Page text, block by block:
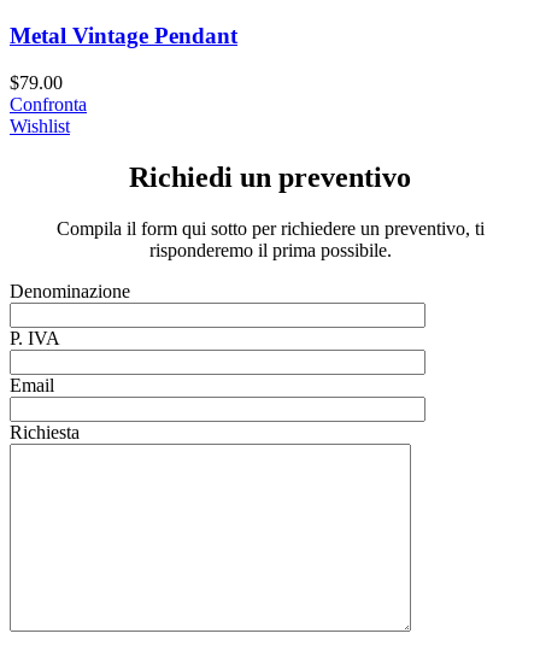
Metal Vintage Pendant
$79.00
Confronta
Wishlist
Richiedi un preventivo
Compila il form qui sotto per richiedere un preventivo, ti
risponderemo il prima possibile.
Denominazione
P. IVA
Email
Richiesta